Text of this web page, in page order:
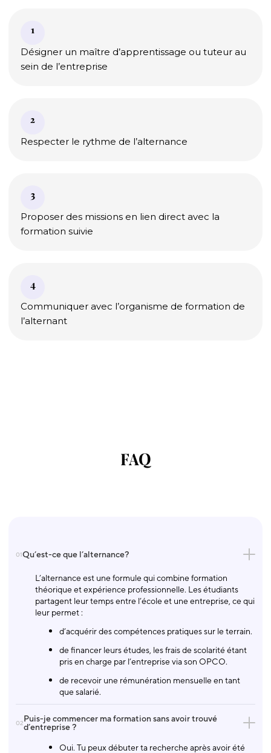
1
Désigner un maître d’apprentissage ou tuteur au
sein de l’entreprise
2
Respecter le rythme de l’alternance
3
Proposer des missions en lien direct avec la
formation suivie
4
Communiquer avec l’organisme de formation de
l’alternant
FAQ
01Qu’est-ce que l’alternance?
L’alternance est une formule qui combine formation
théorique et expérience professionnelle. Les étudiants
partagent leur temps entre l’école et une entreprise, ce qui
leur permet :
d’acquérir des compétences pratiques sur le terrain.
de financer leurs études, les frais de scolarité étant
pris en charge par l’entreprise via son OPCO.
de recevoir une rémunération mensuelle en tant
que salarié.
02Puis-je commencer ma formation sans avoir trouvé
d’entreprise ?
Oui. Tu peux débuter ta recherche après avoir été